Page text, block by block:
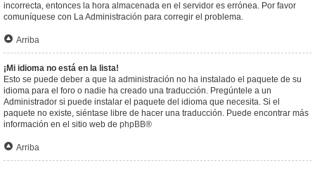
incorrecta, entonces la hora almacenada en el servidor es errónea. Por favor
comuníquese con La Administración para corregir el problema.
Arriba
¡Mi idioma no está en la lista!
Esto se puede deber a que la administración no ha instalado el paquete de su
idioma para el foro o nadie ha creado una traducción. Pregúntele a un
Administrador si puede instalar el paquete del idioma que necesita. Si el
paquete no existe, siéntase libre de hacer una traducción. Puede encontrar más
información en el sitio web de phpBB®
Arriba